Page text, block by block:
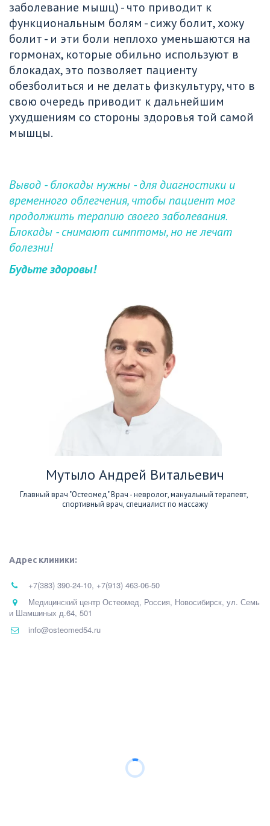
заболевание мышц) - что приводит к
функциональным болям - сижу болит, хожу
болит - и эти боли неплохо уменьшаются на
гормонах, которые обильно используют в
блокадах, это позволяет пациенту
обезболиться и не делать физкультуру, что в
свою очередь приводит к дальнейшим
ухудшениям со стороны здоровья той самой
мышцы.
Вывод - блокады нужны - для диагностики и
временного облегчения, чтобы пациент мог
продолжить терапию своего заболевания.
Блокады - снимают симптомы, но не лечат
болезни!
Будьте здоровы!
Мутыло Андрей Витальевич
Главный врач "Остеомед" Врач - невролог, мануальный терапевт,
спортивный врач, специалист по массажу
Адрес клиники:
+7(383) 390-24-10, +7(913) 463-06-50
Медицинский центр Остеомед, Россия, Новосибирск, ул. Семь
и Шамшиных д.64, 501
info@osteomed54.ru